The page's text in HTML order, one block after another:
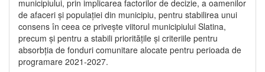
municipiului, prin implicarea factorilor de decizie, a oamenilor
de afaceri și populației din municipiu, pentru stabilirea unui
consens în ceea ce privește viitorul municipiului Slatina,
precum și pentru a stabili prioritățile și criteriile pentru
absorbția de fonduri comunitare alocate pentru perioada de
programare 2021-2027.